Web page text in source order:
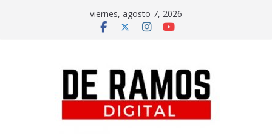
viernes, agosto 7, 2026